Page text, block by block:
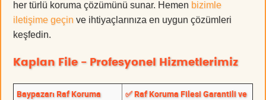
her türlü koruma çözümünü sunar. Hemen bizimle
iletişime geçin ve ihtiyaçlarınıza en uygun çözümleri
keşfedin.
Kaplan File - Profesyonel Hizmetlerimiz
Baypazarı Raf Koruma
✅ Raf Koruma Filesi Garantili ve